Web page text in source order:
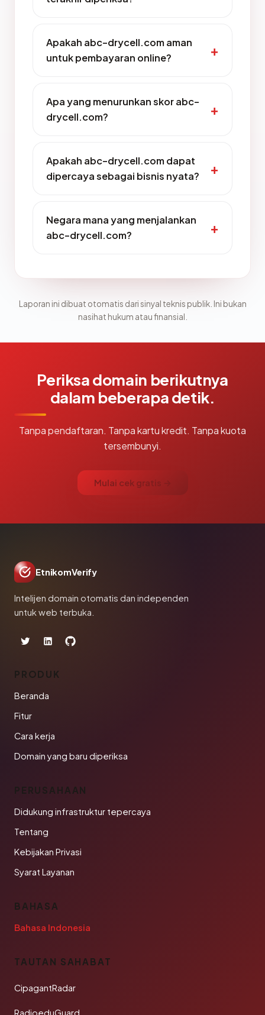
Apakah abc-drycell.com aman
untuk pembayaran online?
Apa yang menurunkan skor abc-
drycell.com?
Apakah abc-drycell.com dapat
dipercaya sebagai bisnis nyata?
Negara mana yang menjalankan
abc-drycell.com?
Laporan ini dibuat otomatis dari sinyal teknis publik. Ini bukan
nasihat hukum atau finansial.
Periksa domain berikutnya
dalam beberapa detik.
Tanpa pendaftaran. Tanpa kartu kredit. Tanpa kuota
tersembunyi.
Mulai cek gratis →
EtnikomVerify
Intelijen domain otomatis dan independen
untuk web terbuka.
PRODUK
Beranda
Fitur
Cara kerja
Domain yang baru diperiksa
PERUSAHAAN
Didukung infrastruktur tepercaya
Tentang
Kebijakan Privasi
Syarat Layanan
BAHASA
Bahasa Indonesia
TAUTAN SAHABAT
CipagantRadar
RadioeduGuard